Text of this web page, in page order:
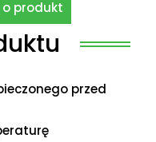
o produkt
przed